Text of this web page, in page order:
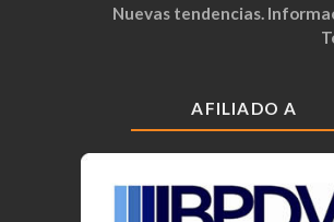
Nuevas tendencias.
AFILIADO A